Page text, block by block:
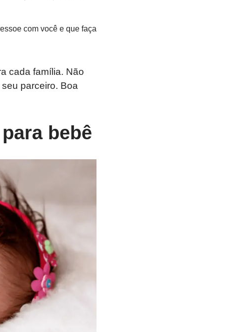
com você e que faça
cada família. Não
parceiro. Boa
bebê